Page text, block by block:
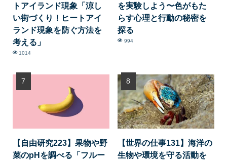
トアイランド現象「涼し
い街づくり！ヒートアイ
ランド現象を防ぐ方法を
考える」
1014
を実験しよう〜色がもた
らす心理と行動の秘密を
探る
994
【自由研究223】果物や野
菜のpHを調べる「フルー
【世界の仕事131】海洋の
生物や環境を守る活動を